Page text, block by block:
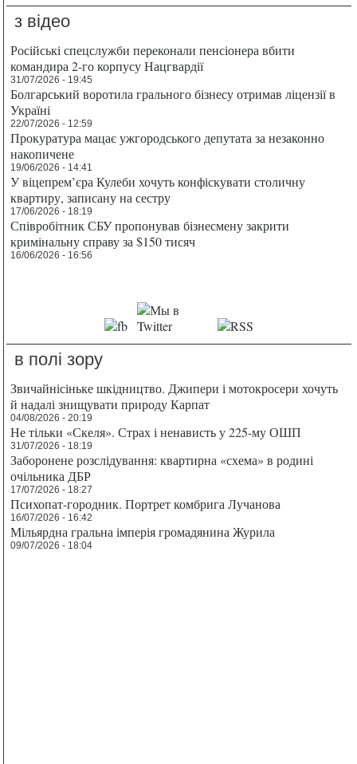
з відео
Російські спецслужби переконали пенсіонера вбити
командира 2-го корпусу Нацгвардії
31/07/2026 - 19:45
Болгарський воротила грального бізнесу отримав ліцензії в
Україні
22/07/2026 - 12:59
Прокуратура мацає ужгородського депутата за незаконно
накопичене
19/06/2026 - 14:41
У віцепрем’єра Кулеби хочуть конфіскувати столичну
квартиру, записану на сестру
17/06/2026 - 18:19
Співробітник СБУ пропонував бізнесмену закрити
кримінальну справу за $150 тисяч
16/06/2026 - 16:56
в полі зору
Звичайнісіньке шкідництво. Джипери і мотокросери хочуть
й надалі знищувати природу Карпат
04/08/2026 - 20:19
Не тільки «Скеля». Страх і ненависть у 225-му ОШП
31/07/2026 - 18:19
Заборонене розслідування: квартирна «схема» в родині
очільника ДБР
17/07/2026 - 18:27
Психопат-городник. Портрет комбрига Лучанова
16/07/2026 - 16:42
Мільярдна гральна імперія громадянина Журила
09/07/2026 - 18:04